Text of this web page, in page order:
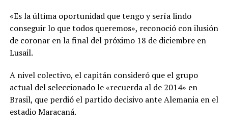
«Es la última oportunidad que tengo y sería lindo
conseguir lo que todos queremos», reconoció con ilusión
de coronar en la final del próximo 18 de diciembre en
Lusail.
A nivel colectivo, el capitán consideró que el grupo
actual del seleccionado le «recuerda al de 2014» en
Brasil, que perdió el partido decisivo ante Alemania en el
estadio Maracaná.